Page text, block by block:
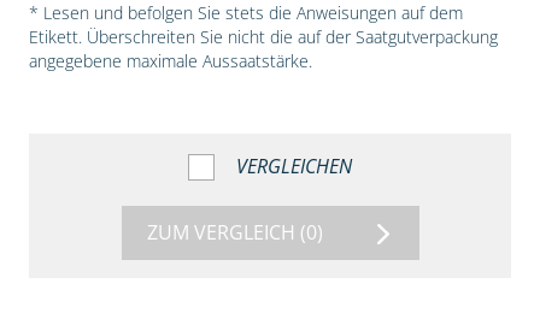
* Lesen und befolgen Sie stets die Anweisungen auf dem
Etikett. Überschreiten Sie nicht die auf der Saatgutverpackung
angegebene maximale Aussaatstärke.
VERGLEICHEN
ZUM VERGLEICH (0)